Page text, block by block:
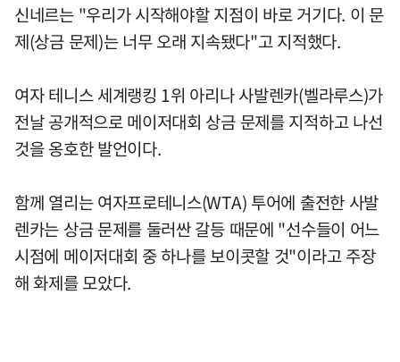
신네르는 "우리가 시작해야할 지점이 바로 거기다. 이 문
제(상금 문제)는 너무 오래 지속됐다"고 지적했다.
여자 테니스 세계랭킹 1위 아리나 사발렌카(벨라루스)가
전날 공개적으로 메이저대회 상금 문제를 지적하고 나선
것을 옹호한 발언이다.
함께 열리는 여자프로테니스(WTA) 투어에 출전한 사발
렌카는 상금 문제를 둘러싼 갈등 때문에 "선수들이 어느
시점에 메이저대회 중 하나를 보이콧할 것"이라고 주장
해 화제를 모았다.